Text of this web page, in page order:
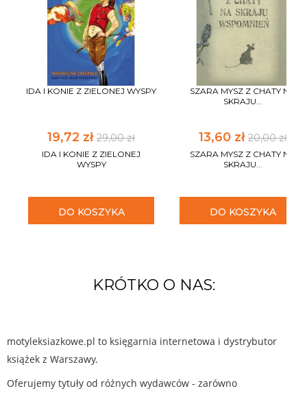
IDA I KONIE Z ZIELONEJ WYSPY
19,72 zł 29,00 zł
IDA I KONIE Z ZIELONEJ
WYSPY
DO KOSZYKA
SZARA MYSZ Z CHATY NA
SKRAJU...
13,60 zł20,00 zł
SZARA MYSZ Z CHATY NA
SKRAJU...
DO KOSZYKA
KRÓTKO O NAS:
motyleksiazkowe.pl to księgarnia internetowa i dystrybutor
książek z Warszawy.
Oferujemy tytuły od różnych wydawców - zarówno